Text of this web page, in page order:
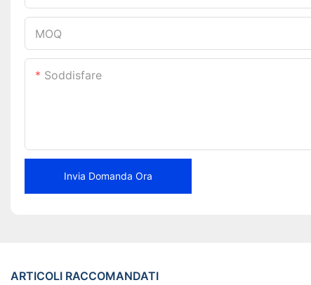
MOQ
Soddisfare
Invia Domanda Ora
ARTICOLI RACCOMANDATI